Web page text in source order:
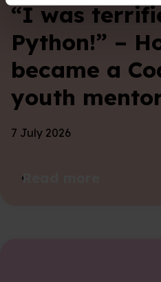
“I was
Python!” –
became a
youth
7 July 2026
Read more